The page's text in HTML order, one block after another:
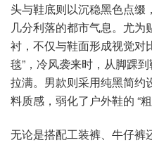
头与鞋底则以沉稳黑色点缀
几分利落的都市气息。尤为
衬，不仅与鞋面形成视觉对
毯”，冷风袭来时，从脚踝
拉满。男款则采用纯黑简约
料质感，弱化了户外鞋的 “
无论是搭配工装裤、牛仔裤